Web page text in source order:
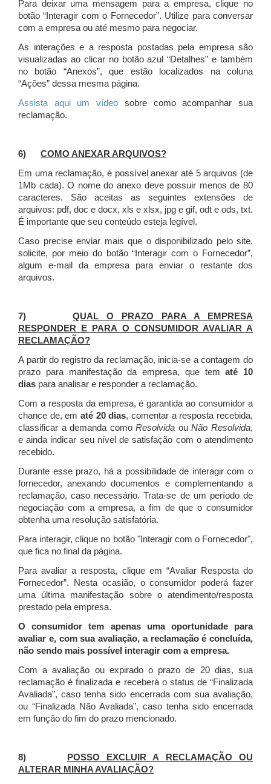
Para deixar uma mensagem para a empresa, clique no
botão “Interagir com o Fornecedor”. Utilize para conversar
com a empresa ou até mesmo para negociar.
As interações e a resposta postadas pela empresa são
visualizadas ao clicar no botão azul “Detalhes” e também
no botão “Anexos”, que estão localizados na coluna
“Ações” dessa mesma página.
Assista aqui um vídeo sobre como acompanhar sua
reclamação.
6) COMO ANEXAR ARQUIVOS?
Em uma reclamação, é possível anexar até 5 arquivos (de
1Mb cada). O nome do anexo deve possuir menos de 80
caracteres. São aceitas as seguintes extensões de
arquivos: pdf, doc e docx, xls e xlsx, jpg e gif, odt e ods, txt.
É importante que seu conteúdo esteja legível.
Caso precise enviar mais que o disponibilizado pelo site,
solicite, por meio do botão “Interagir com o Fornecedor”,
algum e-mail da empresa para enviar o restante dos
arquivos.
7)QUAL O PRAZO PARA A EMPRESA
RESPONDER E PARA O CONSUMIDOR AVALIAR A
RECLAMAÇÃO?
A partir do registro da reclamação, inicia-se a contagem do
prazo para manifestação da empresa, que tematé 10
dias para analisar e responder a reclamação.
Com a resposta da empresa, é garantida ao consumidor a
chance de, em até 20 dias, comentar a resposta recebida,
classificar a demanda comoResolvida ouNão Resolvida,
e ainda indicar seu nível de satisfação com o atendimento
recebido.
Durante esse prazo, há a possibilidade de interagir com o
fornecedor, anexando documentos e complementando a
reclamação, caso necessário.Trata-se de um período de
negociação com a empresa, a fim de que o consumidor
obtenha uma resolução satisfatória.
Para interagir, clique no botão "Interagir com o Fornecedor",
que fica no final da página.
Para avaliar a resposta, clique em “Avaliar Resposta do
Fornecedor”. Nesta ocasião, o consumidor poderá fazer
uma última manifestação sobre o atendimento/resposta
prestado pela empresa.
O consumidor tem apenas uma oportunidade para
avaliar e, com sua avaliação, a reclamação é concluída,
não sendo mais possível interagir com a empresa.
Com a avaliação ou expirado o prazo de 20 dias, sua
reclamação é finalizada e receberá o status de “Finalizada
Avaliada”, caso tenha sido encerrada com sua avaliação,
ou “Finalizada Não Avaliada”, caso tenha sido encerrada
em função do fim do prazo mencionado.
8)
POSSO EXCLUIR A RECLAMAÇÃO OU
ALTERAR MINHA AVALIAÇÃO?